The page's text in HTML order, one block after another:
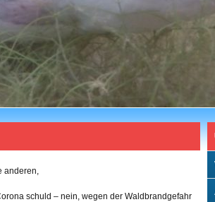
anderen,
schuld – nein, wegen der Waldbrandgefahr